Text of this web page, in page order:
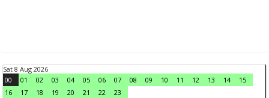
Sat 8 Aug 2026
00
01 02 03 04 05 06 07 08 09 10 11 12 13 14
15
16
17 18 19 20 21 22
23